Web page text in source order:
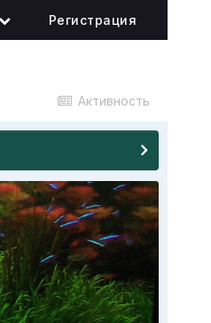
Регистрация
Активность